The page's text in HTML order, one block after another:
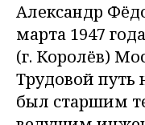
Александр
марта 1947
(г. Королёв)
Трудовой
был старшим